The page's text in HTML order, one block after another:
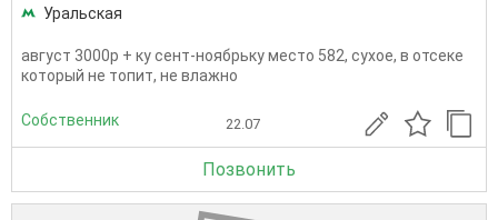
Уральская
август 3000р + ку сент-ноябрьку место 582, сухое, в отсеке
который не топит, не влажно
Собственник 22.07
Позвонить